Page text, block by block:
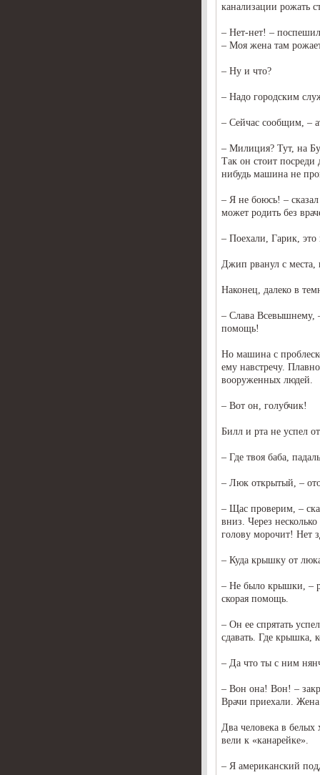
канализации рожать
– Нет-нет! –
– Моя жена там
– Ну и что?
– Надо городским
– Сейчас сообщим, –
– Милиция? Тут, на
Так он стоит посреди
нибудь машина не
– Я не боюсь! –
может родить без
– Поехали, Гарик, это
Джип рванул с места,
Наконец, далеко в
– Слава Всевышнему,
помощь!
Но машина с
ему навстречу.
вооруженных людей.
– Вот он, голубчик!
Билл и рта не успел
– Где твоя баба,
– Люк открытый, –
– Щас проверим, –
вниз. Через
голову морочит! Нет
– Куда крышку от
– Не было крышки, –
скорая помощь.
– Он ее спрятать
сдавать. Где крышка,
– Да что ты с ним
– Вон она! Вон! –
Врачи приехали.
Два человека в
вели к «канарейке».
– Я американский